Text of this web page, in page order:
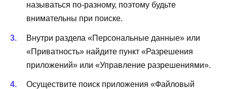
называться по-разному, поэтому будьте
внимательны при поиске.
Внутри раздела «Персональные данные» или
«Приватность» найдите пункт «Разрешения
приложений» или «Управление разрешениями».
Осуществите поиск приложения «Файловый